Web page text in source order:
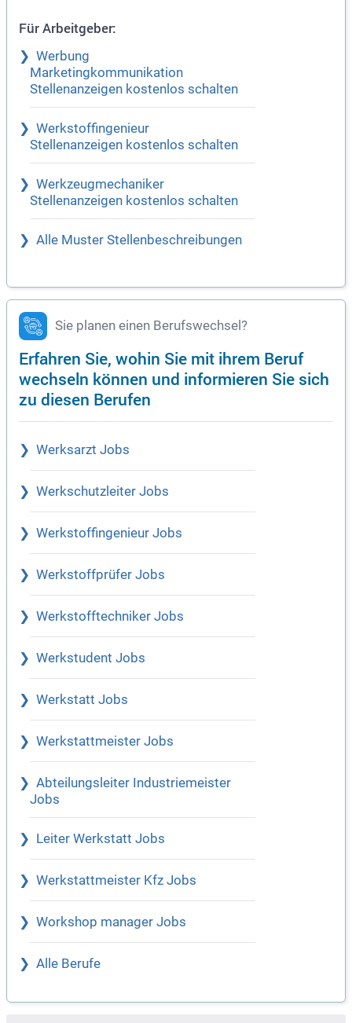
Für Arbeitgeber:
Werbung
Marketingkommunikation
Stellenanzeigen kostenlos schalten
Werkstoffingenieur
Stellenanzeigen kostenlos schalten
Werkzeugmechaniker
Stellenanzeigen kostenlos schalten
Alle Muster Stellenbeschreibungen
Sie planen einen Berufswechsel?
Erfahren Sie, wohin Sie mit ihrem Beruf
wechseln können und informieren Sie sich
zu diesen Berufen
Werksarzt Jobs
Werkschutzleiter Jobs
Werkstoffingenieur Jobs
Werkstoffprüfer Jobs
Werkstofftechniker Jobs
Werkstudent Jobs
Werkstatt Jobs
Werkstattmeister Jobs
Abteilungsleiter Industriemeister
Jobs
Leiter Werkstatt Jobs
Werkstattmeister Kfz Jobs
Workshop manager Jobs
Alle Berufe